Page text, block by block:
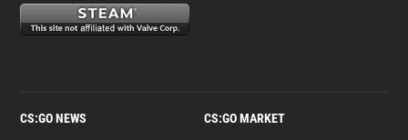
CS:GO NEWS CS:GO MARKET